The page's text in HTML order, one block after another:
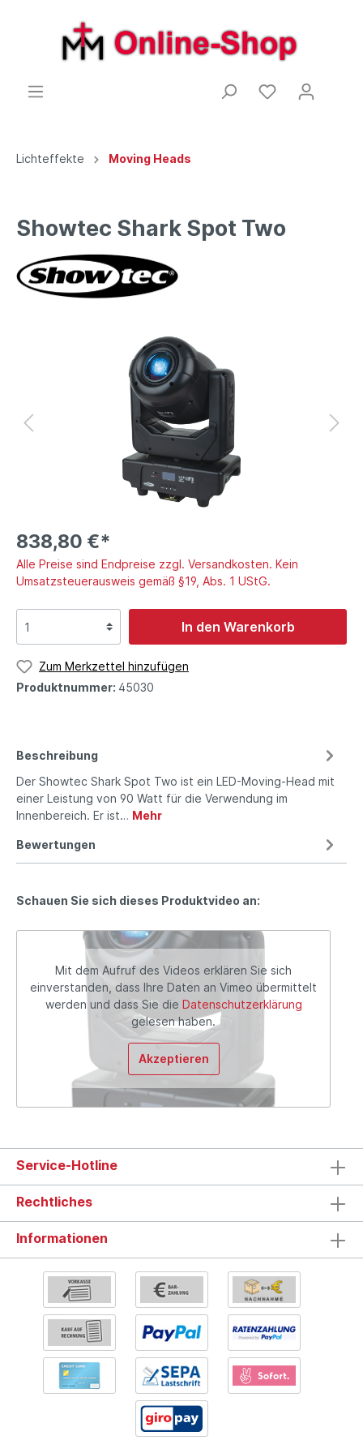
Lichteffekte Moving Heads
Showtec Shark Spot Two
838,80 €*
Alle Preise sind Endpreise zzgl. Versandkosten. Kein
Umsatzsteuerausweis gemäß §19, Abs. 1 UStG.
In den Warenkorb
Zum Merkzettel hinzufügen
Produktnummer: 45030
Beschreibung
Der Showtec Shark Spot Two ist ein LED-Moving-Head mit
einer Leistung von 90 Watt für die Verwendung im
Innenbereich. Er ist… Mehr
Bewertungen
Schauen Sie sich dieses Produktvideo an:
Mit dem Aufruf des Videos erklären Sie sich
einverstanden, dass Ihre Daten an Vimeo übermittelt
werden und dass Sie die Datenschutzerklärung
gelesen haben.
Akzeptieren
Service-Hotline
Rechtliches
Informationen